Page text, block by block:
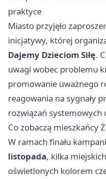
praktyce
Miasto przyjęło
inicjatywy, której
Dajemy Dzieciom Siłę.
uwagi wobec problemu
promowanie uważnego
reagowania na sygnały
rozwiązań systemowych
Co zobaczą mieszkańcy
W ramach finału
listopada, kilka
oświetlonych kolorem